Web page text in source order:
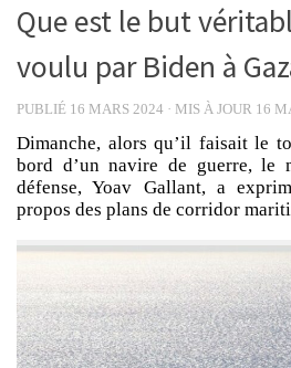
Que est le but
voulu par Biden à
PUBLIÉ 16 MARS 2024 · MIS À JOUR 16
Dimanche, alors qu’il faisait le
bord d’un navire de guerre, le
défense, Yoav Gallant, a
propos des plans de corridor